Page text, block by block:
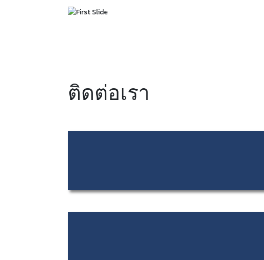
ติดต่อเรา